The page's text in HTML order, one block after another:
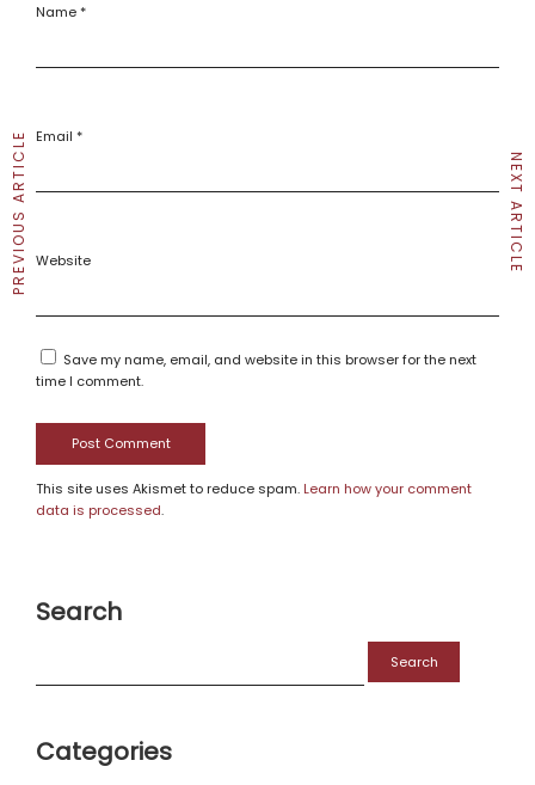
Name*
Email *
Website
Save my name, email, and website in this browser for the next
time I comment.
This site uses Akismet to reduce spam. Learn how your comment
data is processed.
PREVIOUS ARTICLE NEXT ARTICLE
Search
Categories